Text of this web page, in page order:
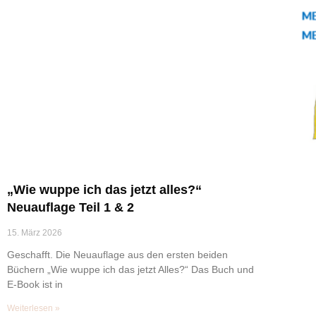
„Wie wuppe ich das jetzt alles?“
Neuauflage Teil 1 & 2
15. März 2026
Geschafft. Die Neuauflage aus den ersten beiden
Büchern „Wie wuppe ich das jetzt Alles?“ Das Buch und
E-Book ist in
Weiterlesen »